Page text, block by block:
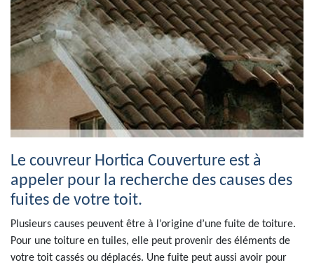
Le couvreur Hortica Couverture est à
appeler pour la recherche des causes des
fuites de votre toit.
Plusieurs causes peuvent être à l’origine d’une fuite de toiture.
Pour une toiture en tuiles, elle peut provenir des éléments de
votre toit cassés ou déplacés. Une fuite peut aussi avoir pour